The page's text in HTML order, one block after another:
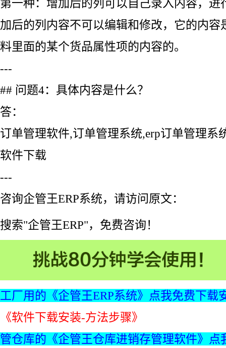
第一种：增加后的列可以自己录入内容，进
加后的列内容不可以编辑和修改，它的内容
料里面的某个货品属性项的内容的。
---
## 问题4：具体内容是什么？
答：
订单管理软件,订单管理系统,erp订单管理系
软件下载
---
咨询企管王ERP系统，请访问原文：
搜索"企管王ERP"，免费咨询！
工厂用的《企管王ERP系统》点我免费下载
《软件下载安装-方法步骤》
管仓库的《企管王仓库进销存管理软件》点